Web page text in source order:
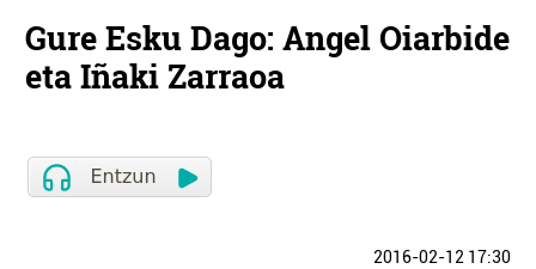
Gure Esku Dago: Angel Oiarbide
eta Iñaki Zarraoa
2016-02-12 17:30